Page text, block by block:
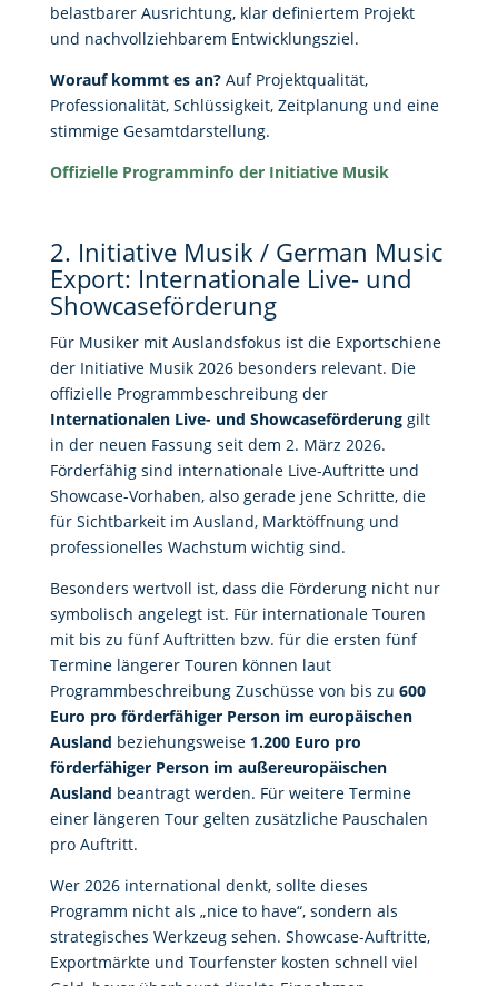
belastbarer Ausrichtung, klar definiertem Projekt
und nachvollziehbarem Entwicklungsziel.
Worauf kommt es an?Auf Projektqualität,
Professionalität, Schlüssigkeit, Zeitplanung und eine
stimmige Gesamtdarstellung.
Offizielle Programminfo der Initiative Musik
2. Initiative Musik / German Music
Export: Internationale Live- und
Showcaseförderung
Für Musiker mit Auslandsfokus ist die Exportschiene
der Initiative Musik 2026 besonders relevant. Die
offizielle Programmbeschreibung der
Internationalen Live- und Showcaseförderunggilt
in der neuen Fassung seit dem 2. März 2026.
Förderfähig sind internationale Live-Auftritte und
Showcase-Vorhaben, also gerade jene Schritte, die
für Sichtbarkeit im Ausland, Marktöffnung und
professionelles Wachstum wichtig sind.
Besonders wertvoll ist, dass die Förderung nicht nur
symbolisch angelegt ist. Für internationale Touren
mit bis zu fünf Auftritten bzw. für die ersten fünf
Termine längerer Touren können laut
Programmbeschreibung Zuschüsse von bis zu 600
Euro pro förderfähiger Person im europäischen
Ausland beziehungsweise 1.200 Euro pro
förderfähiger Person im außereuropäischen
Ausland beantragt werden. Für weitere Termine
einer längeren Tour gelten zusätzliche Pauschalen
pro Auftritt.
Wer 2026 international denkt, sollte dieses
Programm nicht als „nice to have“, sondern als
strategisches Werkzeug sehen. Showcase-Auftritte,
Exportmärkte und Tourfenster kosten schnell viel